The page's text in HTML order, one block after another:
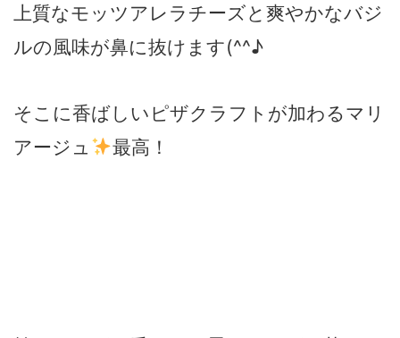
上質なモッツアレラチーズと爽やかなバジ
ルの風味が鼻に抜けます(^^♪
そこに香ばしいピザクラフトが加わるマリ
アージュ
最高！